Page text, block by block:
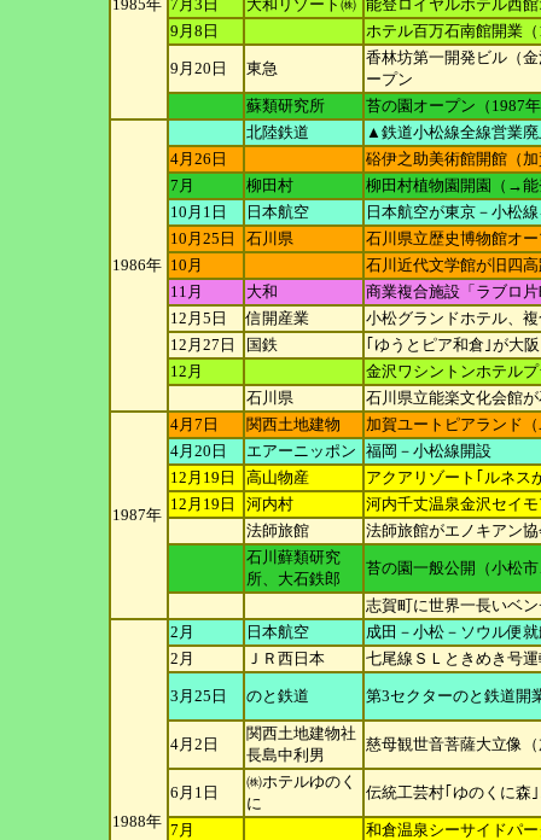
1985年 7月3日 大和リゾート㈱ 能登ロイヤルホテル西
9月8日
ホテル百万石南館開業
9月20日 東急
香林坊第一開発ビル（
ープン
蘇類研究所
苔の園オープン（1987
1986年
北陸鉄道
▲鉄道小松線全線営業
4月26日
硲伊之助美術館開館（
7月
柳田村
柳田村植物園開園（→
10月1日
日本航空
日本航空が東京－小松
10月25日
石川県
石川県立歴史博物館オ
10月
石川近代文学館が旧四
11月
大和
商業複合施設「ラブロ
12月5日
信開産業
小松グランドホテル、
12月27日
国鉄
｢ゆうとピア和倉｣が大
12月
金沢ワシントンホテル
石川県
石川県立能楽文化会館
1987年
4月7日 関西土地建物
加賀ユートピアランド
4月20日
エアーニッポン 福岡－小松線開設
12月19日
高山物産
アクアリゾート｢ルネス
12月19日
河内村
河内千丈温泉金沢セイ
法師旅館
法師旅館がエノキアン
石川蘚類研究
所、 大石鉄郎
苔の園一般公開（小松
志賀町に世界一長いベ
1988年
2月 日本航空
成田－小松－ソウル便
2月
ＪＲ西日本 七尾線ＳＬときめき号
3月25日 のと鉄道 第3セクターのと鉄道開
4月2日
関西土地建物社
長島中利男
慈母観世音菩薩大立像
6月1日
㈱ホテルゆのく
に
伝統工芸村｢ゆのくに森
7月
和倉温泉シーサイドパ